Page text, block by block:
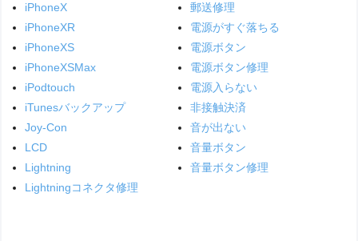
iPhoneX
iPhoneXR
iPhoneXS
iPhoneXSMax
iPodtouch
iTunesバックアップ
Joy-Con
LCD
Lightning
Lightningコネクタ修理
郵送修理
電源がすぐ落ちる
電源ボタン
電源ボタン修理
電源入らない
非接触決済
音が出ない
音量ボタン
音量ボタン修理